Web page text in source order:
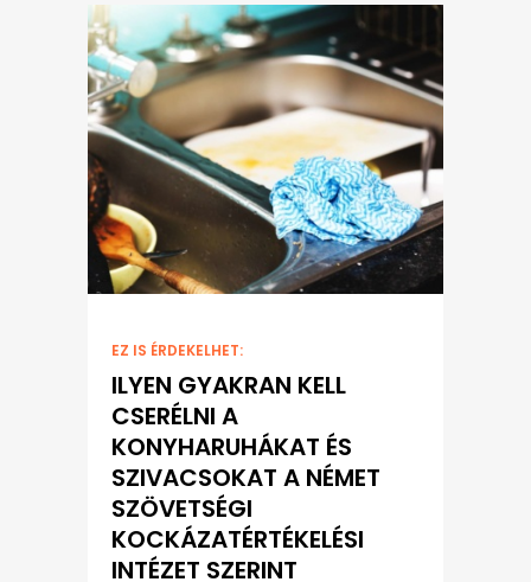
EZ IS ÉRDEKELHET:
ILYEN GYAKRAN KELL
CSERÉLNI A
KONYHARUHÁKAT ÉS
SZIVACSOKAT A NÉMET
SZÖVETSÉGI
KOCKÁZATÉRTÉKELÉSI
INTÉZET SZERINT